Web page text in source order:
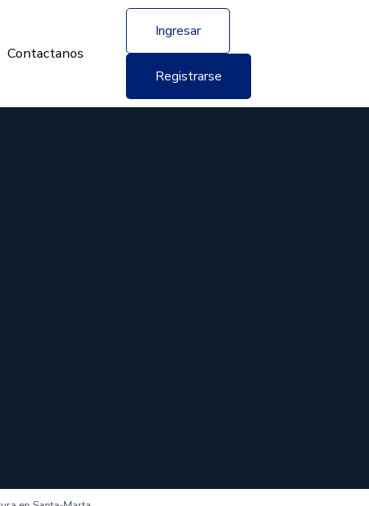
Contactanos
Ingresar
Registrarse